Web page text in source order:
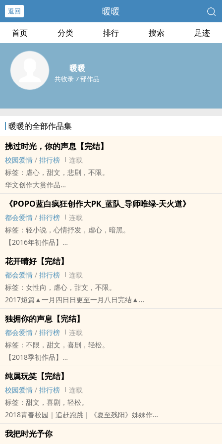
返回 暖暖
首页 分类 排行 搜索 足迹
暖暖
共收录 7 部作品
暖暖的全部作品集
拂过时光，你的声息【完结】
校园爱情 / 排行榜
连载
标签：虐心，甜文，悲剧，不限。
华文创作大赏作品
11/09由商周出版社出版：博客来
金石堂
IG：infinite_namnam
（结局稍有更动，站上连载不会重新放上，当作两个结局）
在没有你的世界蓦然回首，不论时光如何流转，
我都能听见你的声息，
但是，我同样明白是咫尺天涯的梦境。
《‎‍‌P‌O‎‌‍P‎O‎‌蓝白疯狂创作大PK_蓝队_导师唯绿-天火道》
都会爱情 / 排行榜
连载
标签：轻小说，心情抒发，虐心，暗黑。
【2016年初作品】
同期的实习生，周逸光不明白为何蓝羽恩能够比他更早出道？
对她而言，一切像是唾手可得
对他而言，一切如此得来不易
这一切，和她身边的关佑威有关连吗?
忌妒，爱恨情仇，还没登上他下一部作品之前，
已经在底下刮起旋风...
-----------------------------------------------------------------------------
封面● 感谢婩婩 精心设计
OST
○羽恩请别这样 어쿠스틱 콜라보
------------------------------------------------------------------------------
我的心意你不知道吧
我痛苦的心
我的整颗心
我的心快要崩溃了
花开晴好【完结】
都会爱情 / 排行榜
连载
标签：女性向，虐心，甜文，不限。
2017短篇▲一月四日日更至一月八日完结▲
书封▲蔚海宝鼻代制▲图侵即撤▲很美很虐的紫色▲
标签：摄影师｜刑警｜青梅竹马｜…
花开晴好，花落无声。
终究，君问归期未有期。
陌上花开，可缓缓归已。
她会用往后的所有日子等待。
等待回忆中的他、爱情中的他、也许不会再出现的他。
尽管思念浸入每一分漫淌的时光，多是酸涩的，甜蜜都像会划伤眼睛
的灼烫
生命是必须向前的直线，
独拥你的声息【完结】
都会爱情 / 排行榜
连载
标签：不限，甜文，喜剧，轻松。
【2018季初作品】
标签：摄影师｜大学生｜酸涩｜吵吵闹闹｜
封面雨女制作，图侵权即撤
----------------------------------------------------
（ 已完稿，可安心入坑 ）
▲星期二、四、六 日7：00更新▲
▲2018/3/8商周出版：金石堂
纯属玩笑【完结】
校园爱情 / 排行榜
连载
标签：甜文，喜剧，轻松。
2018青春校园｜追赶跑跳｜《夏至残阳》姊妹作
更新时间：日更，早上八点（星期三、六双更，晚上五点）
我把时光予你